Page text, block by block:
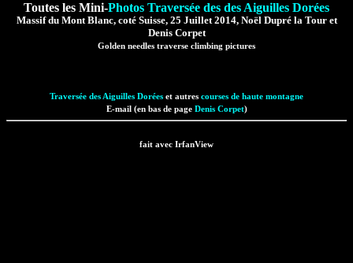
Toutes les Mini-Photos Traversée des des Aiguilles Dorées
Massif du Mont Blanc, coté Suisse, 25 Juillet 2014, Noël Dupré la Tour et
Denis Corpet
Golden needles traverse climbing pictures
Traversée des Aiguilles Dorées et autres courses de haute montagne
E-mail (en bas de page Denis Corpet)
fait avec IrfanView